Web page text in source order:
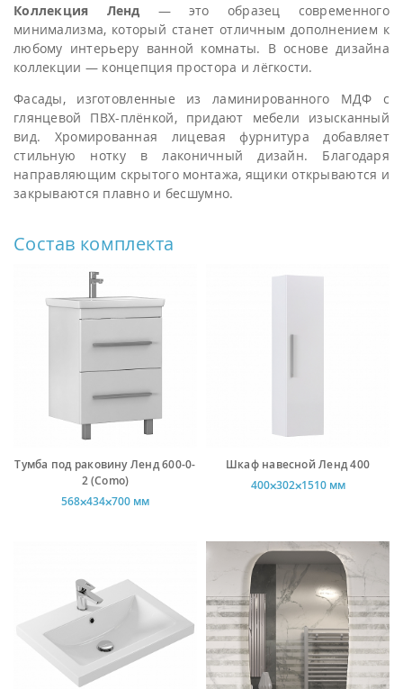
Коллекция Ленд — это образец современного
минимализма, который станет отличным дополнением к
любому интерьеру ванной комнаты. В основе дизайна
коллекции — концепция простора и лёгкости.
Фасады, изготовленные из ламинированного МДФ с
глянцевой ПВХ-плёнкой, придают мебели изысканный
вид. Хромированная лицевая фурнитура добавляет
стильную нотку в лаконичный дизайн. Благодаря
направляющим скрытого монтажа, ящики открываются и
закрываются плавно и бесшумно.
Состав комплекта
Тумба под раковину Ленд 600-0-
2 (Como)
568⨉434⨉700 мм
Шкаф навесной Ленд 400
400⨉302⨉1510 мм